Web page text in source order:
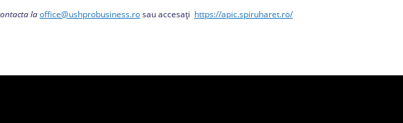
laoffice@ushprobusiness.rosau accesați https://apic.spiruharet.ro/